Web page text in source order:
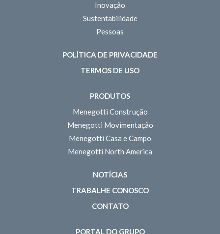
Inovação
Sustentabilidade
Pessoas
POLÍTICA DE PRIVACIDADE
TERMOS DE USO
PRODUTOS
Menegotti Construção
Menegotti Movimentação
Menegotti Casa e Campo
Menegotti North America
NOTÍCIAS
TRABALHE CONOSCO
CONTATO
PORTAL DO GRUPO